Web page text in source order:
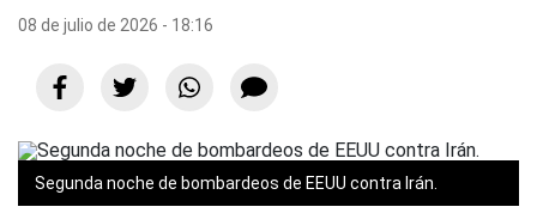
08 de julio de 2026 - 18:16
Segunda noche de bombardeos de EEUU contra Irán.